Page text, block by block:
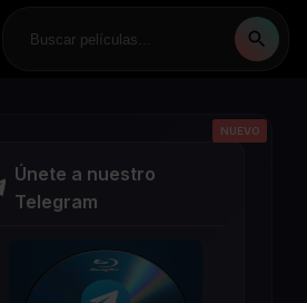
Únete a nuestro
Telegram
NUEVO
NUEVO
NUEVO
NUEVO
NUEVO